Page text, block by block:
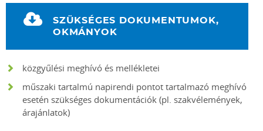
SZÜKSÉGES DOKUMENTUMOK,
OKMÁNYOK
közgyűlési meghívó és mellékletei
műszaki tartalmú napirendi pontot tartalmazó meghívó
esetén szükséges dokumentációk (pl. szakvélemények,
árajánlatok)